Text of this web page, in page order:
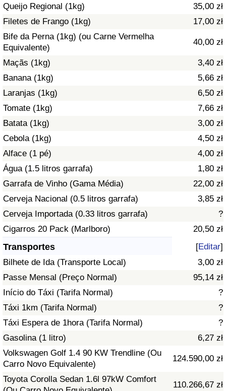
Queijo Regional (1kg)
35,00 zł
Filetes de Frango (1kg)
17,00 zł
Bife da Perna (1kg) (ou Carne Vermelha
Equivalente)
40,00 zł
Maçãs (1kg)
3,40 zł
Banana (1kg)
5,66 zł
Laranjas (1kg)
6,50 zł
Tomate (1kg)
7,66 zł
Batata (1kg)
3,00 zł
Cebola (1kg)
4,50 zł
Alface (1 pé)
4,00 zł
Água (1.5 litros garrafa)
1,80 zł
Garrafa de Vinho (Gama Média)
22,00 zł
Cerveja Nacional (0.5 litros garrafa)
3,85 zł
Cerveja Importada (0.33 litros garrafa)
?
Cigarros 20 Pack (Marlboro)
20,50 zł
Transportes [Editar]
Bilhete de Ida (Transporte Local)
3,00 zł
Passe Mensal (Preço Normal)
95,14 zł
Início do Táxi (Tarifa Normal)
?
Táxi 1km (Tarifa Normal)
?
Táxi Espera de 1hora (Tarifa Normal)
?
Gasolina (1 litro)
6,27 zł
Volkswagen Golf 1.4 90 KW Trendline (Ou
Carro Novo Equivalente)
124.590,00 zł
Toyota Corolla Sedan 1.6l 97kW Comfort
110.266,67 zł
Indicador de Saúde por País
Poluição
Índice de poluição
Indicador de Poluição por País
Trânsito
Indicador de Trânsito
Indicador de Trânsito (Atual)
Indicador de Trânsito por País